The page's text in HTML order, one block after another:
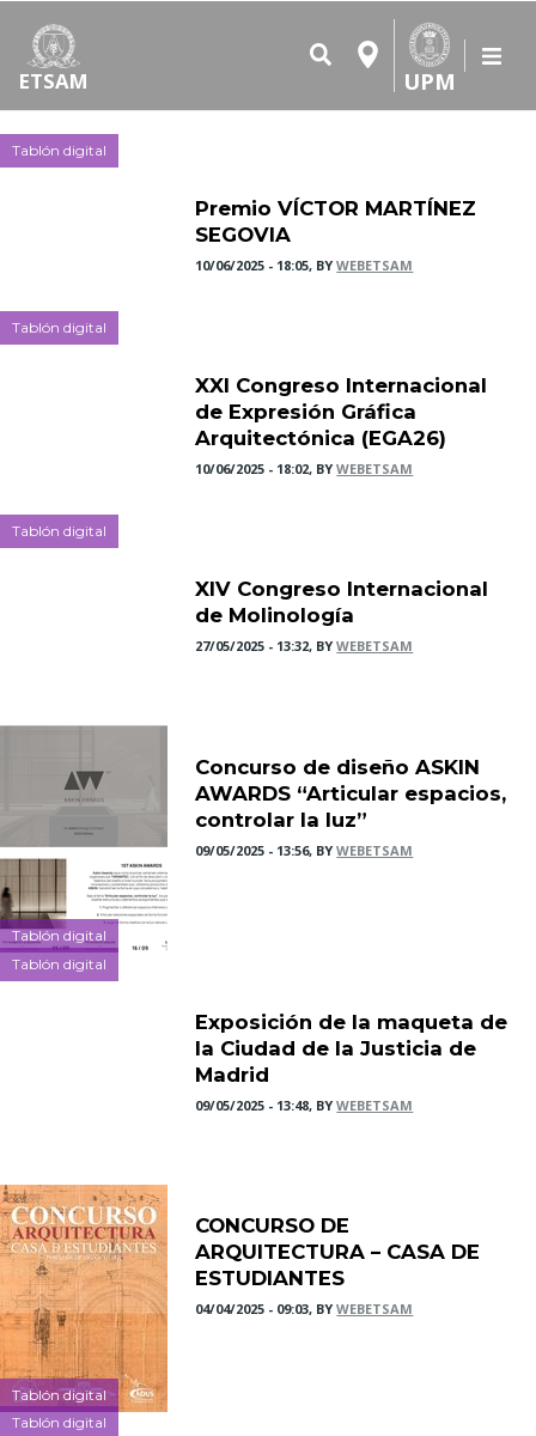
ETSAM UPM
Tablón digital
Premio VÍCTOR MARTÍNEZ
SEGOVIA
10/06/2025 - 18:05, BYWEBETSAM
Tablón digital
XXI Congreso Internacional
de Expresión Gráfica
Arquitectónica (EGA26)
10/06/2025 - 18:02, BYWEBETSAM
Tablón digital
XIV Congreso Internacional
de Molinología
27/05/2025 - 13:32, BYWEBETSAM
Tablón digital
Concurso de diseño ASKIN
AWARDS “Articular espacios,
controlar la luz”
09/05/2025 - 13:56, BYWEBETSAM
Tablón digital
Exposición de la maqueta de
la Ciudad de la Justicia de
Madrid
09/05/2025 - 13:48, BYWEBETSAM
Tablón digital
CONCURSO DE
ARQUITECTURA – CASA DE
ESTUDIANTES
04/04/2025 - 09:03, BYWEBETSAM
Tablón digital